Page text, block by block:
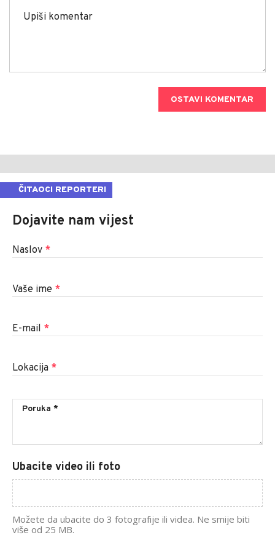
OSTAVI KOMENTAR
ČITAOCI REPORTERI
Dojavite nam vijest
Naslov *
Vaše ime *
E-mail *
Lokacija *
Ubacite video ili foto
Možete da ubacite do 3 fotografije ili videa. Ne smije biti
više od 25 MB.